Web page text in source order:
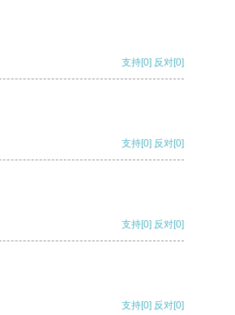
支持[0] 反对[0]
支持[0] 反对[0]
支持[0] 反对[0]
支持[0] 反对[0]